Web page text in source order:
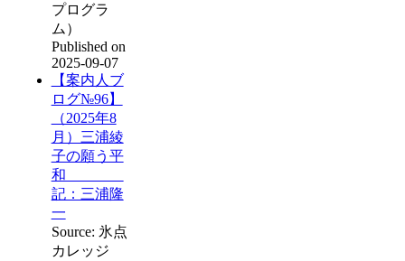
プログラ
ム）
Published on
2025-09-07
【案内人ブ
ログ№96】
（2025年8
月）三浦綾
子の願う平
和
記：三浦隆
一
Source: 氷点
カレッジ